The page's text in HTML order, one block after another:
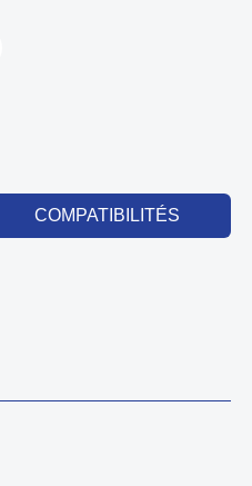
COMPATIBILITÉS